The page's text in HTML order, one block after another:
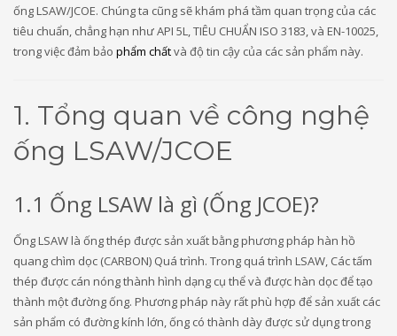
ống LSAW/JCOE. Chúng ta cũng sẽ khám phá tầm quan trọng của các
tiêu chuẩn, chẳng hạn như API 5L, TIÊU CHUẨN ISO 3183, và EN-10025,
trong việc đảm bảo phẩm chấtvà độ tin cậy của các sản phẩm này.
1. Tổng quan về công nghệ
ống LSAW/JCOE
1.1 Ống LSAW là gì (Ống JCOE)?
Ống LSAW là ống thép được sản xuất bằng phương pháp hàn hồ
quang chìm dọc (CARBON) Quá trình. Trong quá trình LSAW, Các tấm
thép được cán nóng thành hình dạng cụ thể và được hàn dọc để tạo
thành một đường ống. Phương pháp này rất phù hợp để sản xuất các
sản phẩm có đường kính lớn, ống có thành dày được sử dụng trong